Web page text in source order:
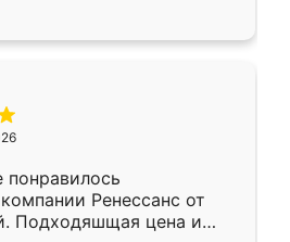
аккуратно, даже
Ренессанс от
Подходяшщая цена и